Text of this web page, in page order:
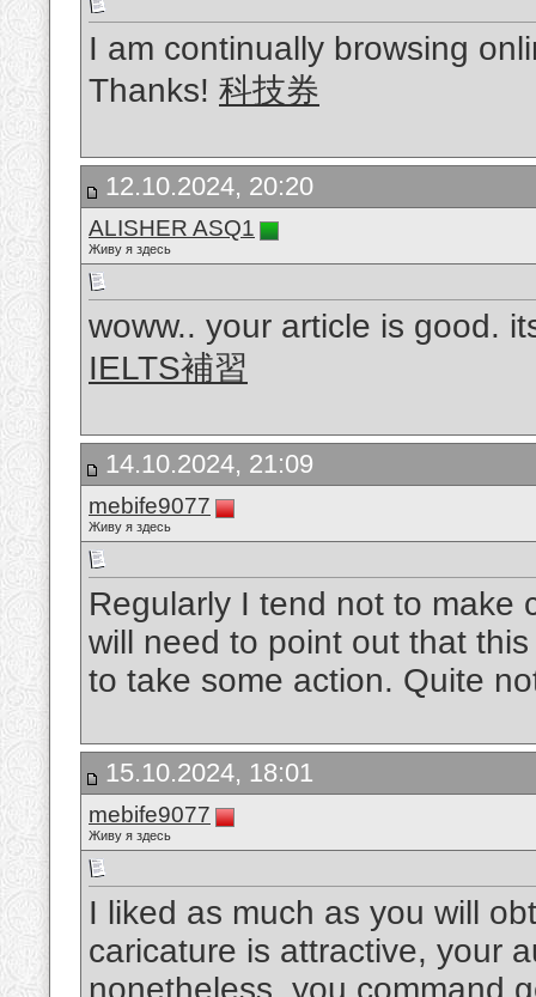
I am continually browsing
Thanks! 科技券
12.10.2024, 20:20
ALISHER ASQ1
Живу я здесь
woww.. your article is good.
IELTS補習
14.10.2024, 21:09
mebife9077
Живу я здесь
Regularly I tend not to make
will need to point out that
to take some action. Quite
15.10.2024, 18:01
mebife9077
Живу я здесь
I liked as much as you will
caricature is attractive, your